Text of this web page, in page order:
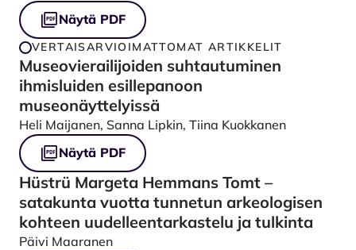
Näytä PDF
VERTAISARVIOIMATTOMAT ARTIKKELIT
Museovierailijoiden suhtautuminen
ihmisluiden esillepanoon
museonäyttelyissä
Heli Maijanen, Sanna Lipkin, Tiina Kuokkanen
Näytä PDF
Hüstrü Margeta Hemmans Tomt –
satakunta vuotta tunnetun arkeologisen
kohteen uudelleentarkastelu ja tulkinta
Päivi Maaranen